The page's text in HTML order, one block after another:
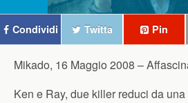
Condividi Twitta Pin
Mikado, 16 Maggio 2008 –
Ken e Ray, due killer reduci da